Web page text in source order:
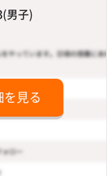
男子)
を見る